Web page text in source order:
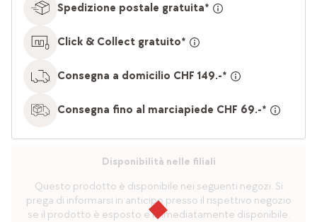
Spedizione postale gratuita*
Click & Collect gratuito*
Consegna a domicilio CHF 149.-*
Consegna fino al marciapiede CHF 69.-*
Disponibilità nelle filiali
Questo prodotto è disponibile nei seguenti negozi. Si
prega di informarsi in anticipo presso il rispettivo negozio
se il prodotto è esposto e immediatamente disponibile.